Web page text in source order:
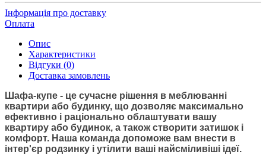
Інформація про доставку
Оплата
Опис
Характеристики
Відгуки (0)
Доставка замовлень
Шафа-купе - це сучасне рішення в меблюванні
квартири або будинку, що дозволяє максимально
ефективно і раціонально облаштувати вашу
квартиру або будинок, а також створити затишок і
комфорт. Наша команда допоможе вам внести в
інтер'єр родзинку і утілити ваші найсміливіші ідеї.